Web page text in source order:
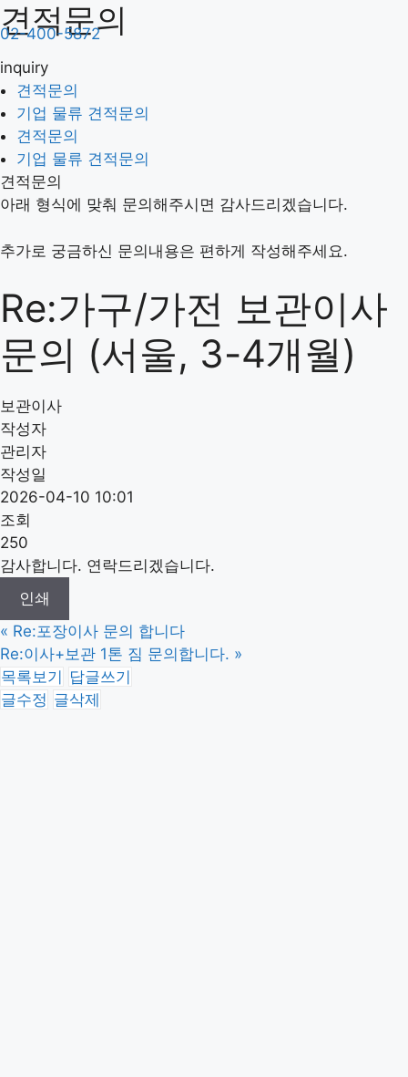
컨
텐
로
견적문의
기업 물류 견적문의
02-400-5872
견적문의
inquiry
견적문의
기업 물류 견적문의
견적문의
기업 물류 견적문의
견적문의
아래 형식에 맞춰 문의해주시면 감사드리겠습니다.
추가로 궁금하신 문의내용은 편하게 작성해주세요.
Re:가구/가전 보관이사
문의 (서울, 3-4개월)
보관이사
작성자
관리자
작성일
2026-04-10 10:01
조회
250
감사합니다. 연락드리겠습니다.
인쇄
« Re:포장이사 문의 합니다
Re:이사+보관 1톤 짐 문의합니다. »
목록보기 답글쓰기
글수정 글삭제